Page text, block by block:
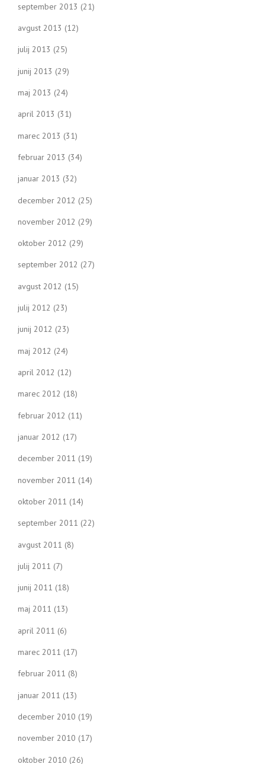
september 2013 (21)
avgust 2013 (12)
julij 2013 (25)
junij 2013 (29)
maj 2013 (24)
april 2013 (31)
marec 2013 (31)
februar 2013 (34)
januar 2013 (32)
december 2012 (25)
november 2012 (29)
oktober 2012 (29)
september 2012 (27)
avgust 2012 (15)
julij 2012 (23)
junij 2012 (23)
maj 2012 (24)
april 2012 (12)
marec 2012 (18)
februar 2012 (11)
januar 2012 (17)
december 2011 (19)
november 2011 (14)
oktober 2011 (14)
september 2011 (22)
avgust 2011 (8)
julij 2011 (7)
junij 2011 (18)
maj 2011 (13)
april 2011 (6)
marec 2011 (17)
februar 2011 (8)
januar 2011 (13)
december 2010 (19)
november 2010 (17)
oktober 2010 (26)